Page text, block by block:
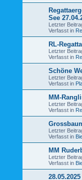
See
Letzter
Verfasst in
RL-
Letzter
Verfasst in
Schöne
Letzter
Verfasst in
MM-
Letzter
Verfasst in
Letzter
Verfasst in
MM
Letzter
Verfasst in